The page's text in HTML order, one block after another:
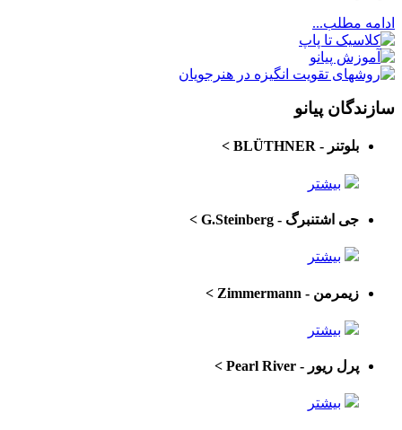
ادامه مطلب...
سازندگان پیانو
بلوتنر - BLÜTHNER >
بیشتر
جی اشتنبرگ - G.Steinberg >
بیشتر
زیمرمن - Zimmermann >
بیشتر
پرل ریور - Pearl River >
بیشتر